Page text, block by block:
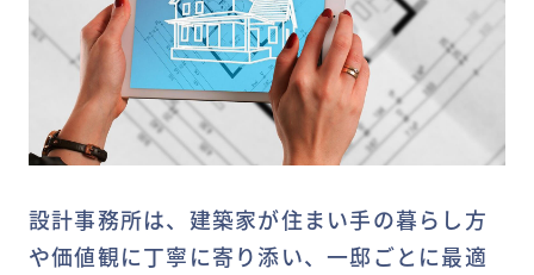
設計事務所は、建築家が住まい手の暮らし方
や価値観に丁寧に寄り添い、一邸ごとに最適